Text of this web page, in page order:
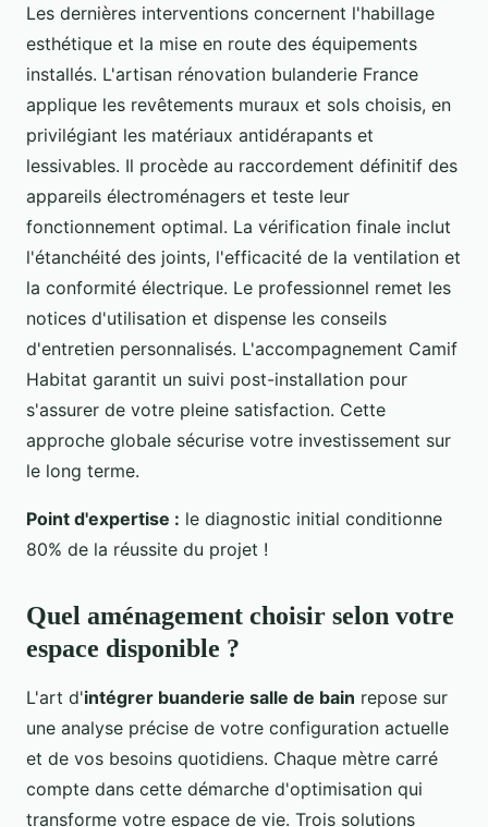
Les dernières interventions concernent l'habillage
esthétique et la mise en route des équipements
installés. L'artisan rénovation bulanderie France
applique les revêtements muraux et sols choisis, en
privilégiant les matériaux antidérapants et
lessivables. Il procède au raccordement définitif des
appareils électroménagers et teste leur
fonctionnement optimal. La vérification finale inclut
l'étanchéité des joints, l'efficacité de la ventilation et
la conformité électrique. Le professionnel remet les
notices d'utilisation et dispense les conseils
d'entretien personnalisés. L'accompagnement Camif
Habitat garantit un suivi post-installation pour
s'assurer de votre pleine satisfaction. Cette
approche globale sécurise votre investissement sur
le long terme.
Point d'expertise : le diagnostic initial conditionne
80% de la réussite du projet !
Quel aménagement choisir selon votre
espace disponible ?
L'art d'intégrer buanderie salle de bain repose sur
une analyse précise de votre configuration actuelle
et de vos besoins quotidiens. Chaque mètre carré
compte dans cette démarche d'optimisation qui
transforme votre espace de vie. Trois solutions